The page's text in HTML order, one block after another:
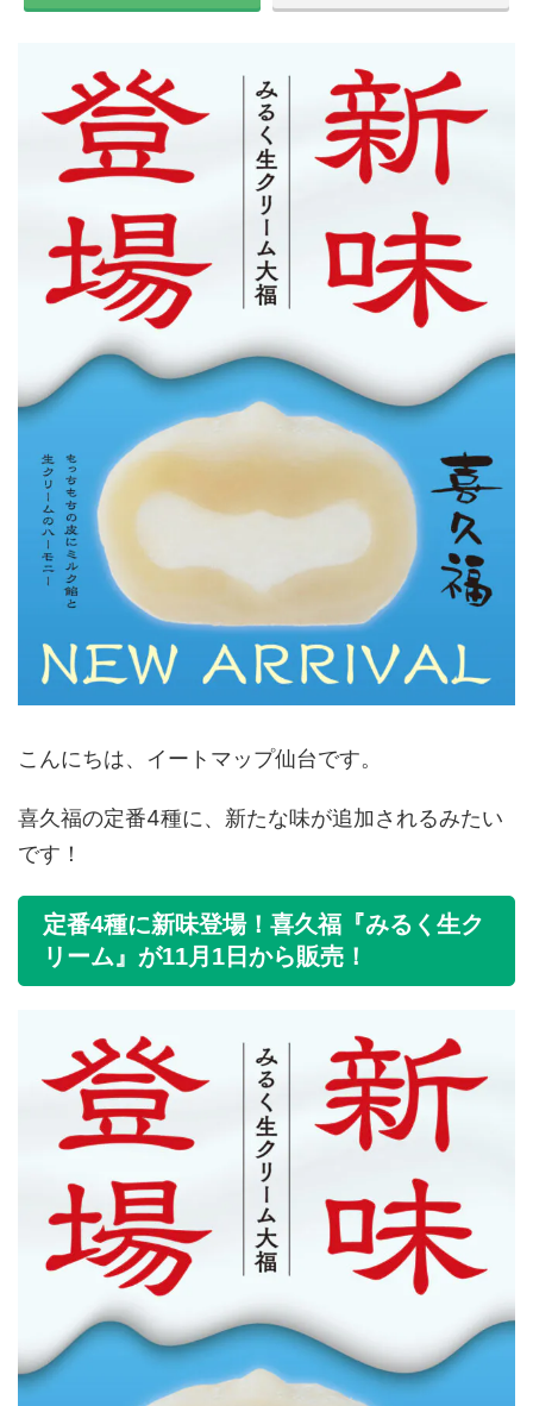
こんにちは、イートマップ仙台です。
喜久福の定番4種に、新たな味が追加されるみたい
です！
定番4種に新味登場！喜久福『みるく生ク
リーム』が11月1日から販売！